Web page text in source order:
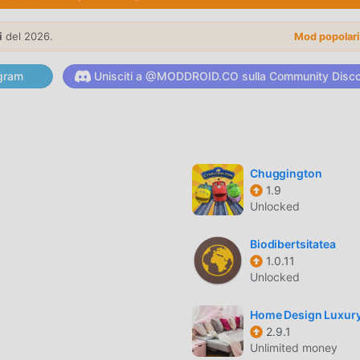
il suo gameplay unico lo ha aiutato a conquistare un gran
giochi educational, in 7 Λέξεις , devi solo seguire il tutorial
e goderti la gioia offerta dai classici giochi educational 7
appositamente una piattaforma per gli amanti dei giochi
con tutti gli amanti dei giochi educational in tutto il
uno stile artistico unico e la grafica, le mappe e i personaggi
educational e confrontato ai tradizionali giochi educational, 7
e apportato aggiornamenti audaci. Con una tecnologia più
stata notevolmente migliorata. Pur mantenendo lo stile
dell'utente e ci sono molti diversi tipi di telefoni
tutti gli amanti del gioco di educational possano godersi
del 2026. Mod
Unisciti a @MODDROID.CO sulla Community
Chuggington
1.9
Unlocked
Biodibertsitatea
1.0.11
Unlocked
Home Design
2.9.1
Unlimited money